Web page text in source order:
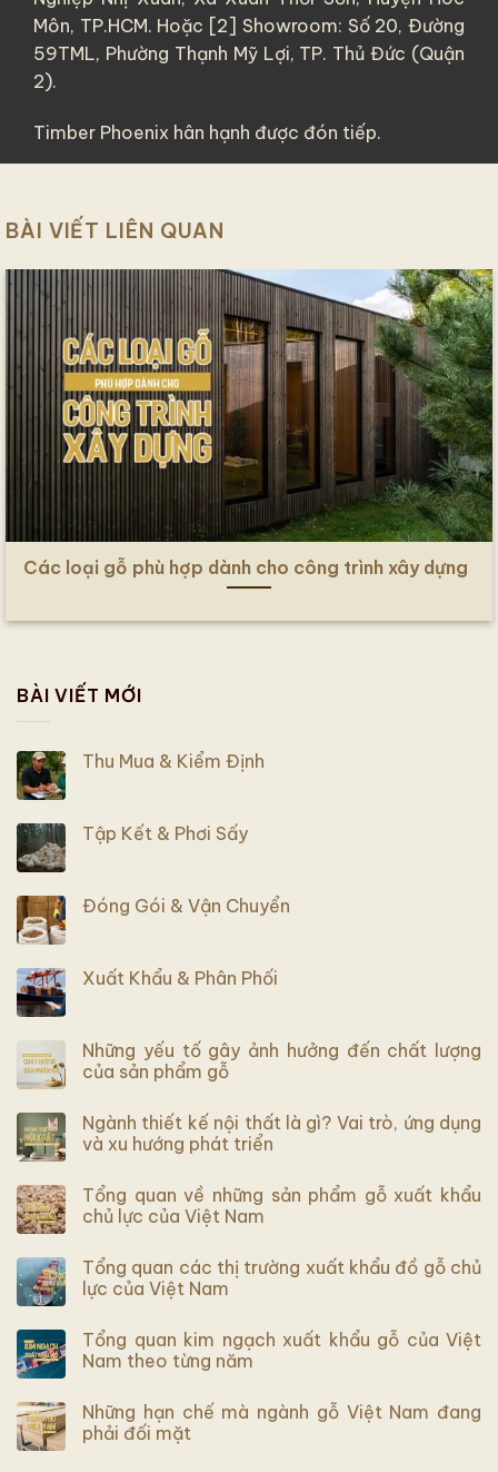
Môn, TP.HCM. Hoặc [2] Showroom: Số 20, Đường
59TML, Phường Thạnh Mỹ Lợi, TP. Thủ Đức (Quận
2).
Timber Phoenix hân hạnh được đón tiếp.
BÀI VIẾT LIÊN QUAN
Các loại gỗ phù hợp dành cho công trình xây dựng
BÀI VIẾT MỚI
Thu Mua & Kiểm Định
Tập Kết & Phơi Sấy
Đóng Gói & Vận Chuyển
Xuất Khẩu & Phân Phối
Những yếu tố gây ảnh hưởng đến chất lượng
của sản phẩm gỗ
Ngành thiết kế nội thất là gì? Vai trò, ứng dụng
và xu hướng phát triển
Tổng quan về những sản phẩm gỗ xuất khẩu
chủ lực của Việt Nam
Tổng quan các thị trường xuất khẩu đồ gỗ chủ
lực của Việt Nam
Tổng quan kim ngạch xuất khẩu gỗ của Việt
Nam theo từng năm
Những hạn chế mà ngành gỗ Việt Nam đang
phải đối mặt